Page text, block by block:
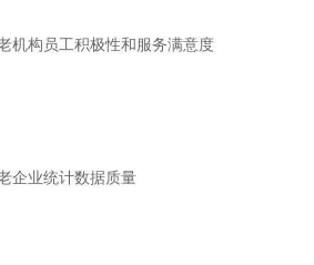
机构员工积极性和服务满意度
企业统计数据质量